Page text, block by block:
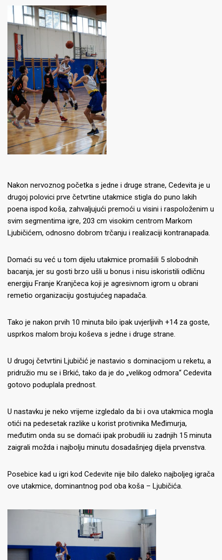
Nakon nervoznog početka s jedne i druge strane, Cedevita je u
drugoj polovici prve četvrtine utakmice stigla do puno lakih
poena ispod koša, zahvaljujući premoći u visini i raspoloženim u
svim segmentima igre, 203 cm visokim centrom Markom
Ljubičićem, odnosno dobrom trčanju i realizaciji kontranapada.
Domaći su već u tom dijelu utakmice promašili 5 slobodnih
bacanja, jer su gosti brzo ušli u bonus i nisu iskoristili odličnu
energiju Franje Kranjčeca koji je agresivnom igrom u obrani
remetio organizaciju gostujućeg napadača.
Tako je nakon prvih 10 minuta bilo ipak uvjerljivih +14 za goste,
usprkos malom broju koševa s jedne i druge strane.
U drugoj četvrtini Ljubičić je nastavio s dominacijom u reketu, a
pridružio mu se i Brkić, tako da je do „velikog odmora“ Cedevita
gotovo poduplala prednost.
U nastavku je neko vrijeme izgledalo da bi i ova utakmica mogla
otići na pedesetak razlike u korist protivnika Međimurja,
međutim onda su se domaći ipak probudili iu zadnjih 15 minuta
zaigrali možda i najbolju minutu dosadašnjeg dijela prvenstva.
Posebice kad u igri kod Cedevite nije bilo daleko najboljeg igrača
ove utakmice, dominantnog pod oba koša – Ljubičića.